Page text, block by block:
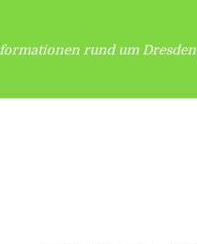
rund um Dresden